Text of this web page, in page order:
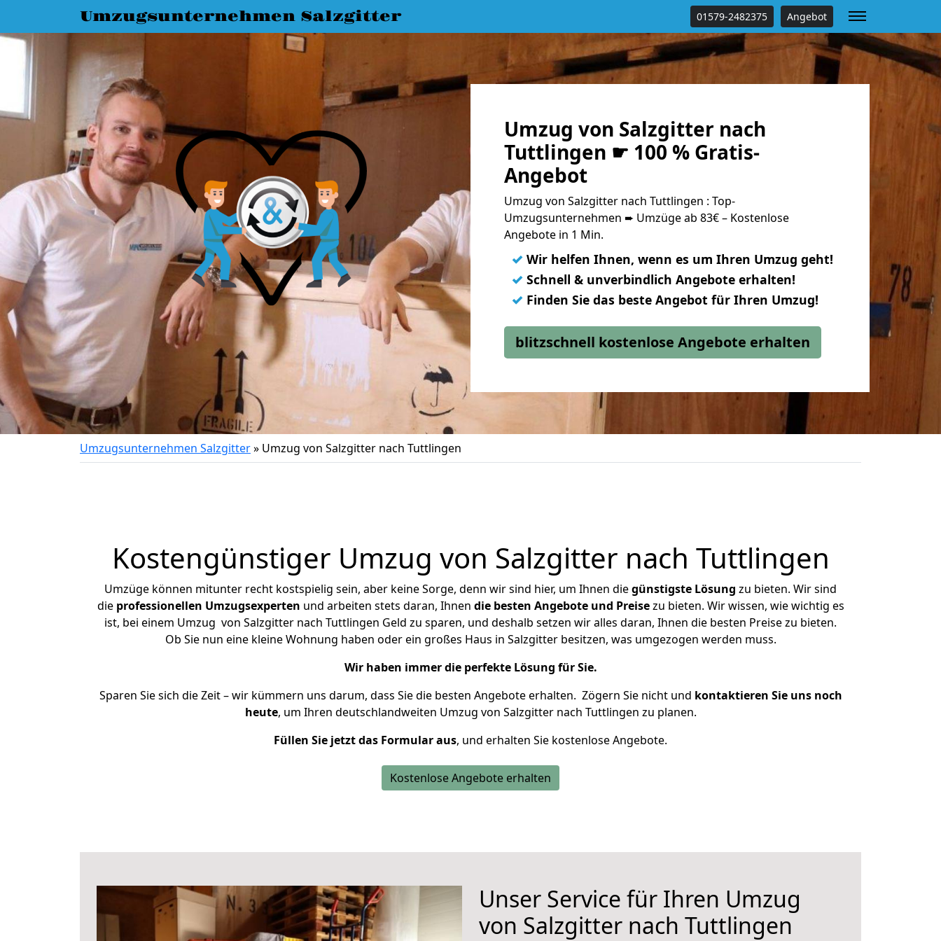
Umzugsunternehmen Salzgitter 01579-2482375 Angebot
Umzug von Salzgitter nach
Tuttlingen ☛ 100 % Gratis-
Angebot
Umzug von Salzgitter nach Tuttlingen : Top-
Umzugsunternehmen ➨ Umzüge ab 83€ – Kostenlose
Angebote in 1 Min.
✓ Wir helfen Ihnen, wenn es um Ihren Umzug geht!
✓ Schnell & unverbindlich Angebote erhalten!
✓ Finden Sie das beste Angebot für Ihren Umzug!
blitzschnell kostenlose Angebote erhalten
Umzugsunternehmen Salzgitter» Umzug von Salzgitter nach Tuttlingen
Kostengünstiger Umzug von Salzgitter nach Tuttlingen
Umzüge können mitunter recht kostspielig sein, aber keine Sorge, denn wir sind hier, um Ihnen diegünstigste Lösung zu bieten. Wir sind
die professionellen Umzugsexperten und arbeiten stets daran, Ihnen die besten Angebote und Preisezu bieten. Wir wissen, wie wichtig es
ist, bei einem Umzug von Salzgitter nach Tuttlingen Geld zu sparen, und deshalb setzen wir alles daran, Ihnen die besten Preise zu bieten.
Ob Sie nun eine kleine Wohnung haben oder ein großes Haus in Salzgitter besitzen, was umgezogen werden muss.
Wir haben immer die perfekte Lösung für Sie.
Sparen Sie sich die Zeit – wir kümmern uns darum, dass Sie die besten Angebote erhalten. Zögern Sie nicht und kontaktieren Sie uns noch
heute, um Ihren deutschlandweiten Umzug von Salzgitter nach Tuttlingen zu planen.
Füllen Sie jetzt das Formular aus, und erhalten Sie kostenlose Angebote.
Kostenlose Angebote erhalten
Unser Service für Ihren Umzug
von Salzgitter nach Tuttlingen